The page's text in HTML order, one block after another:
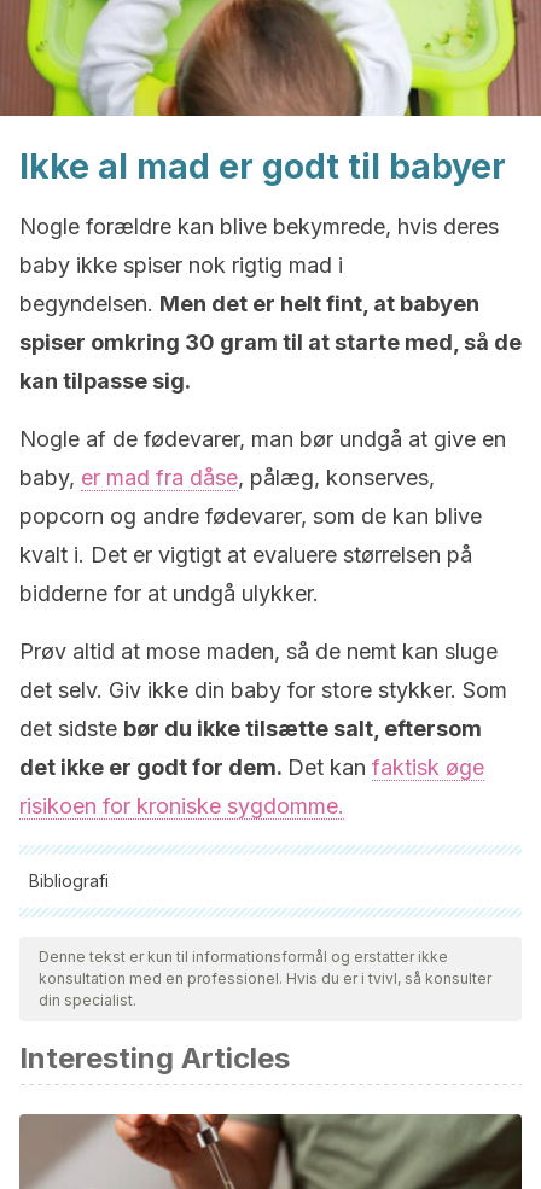
Ikke al mad er godt til babyer
Nogle forældre kan blive bekymrede, hvis deres
baby ikke spiser nok rigtig mad i
begyndelsen. Men det er helt fint, at babyen
spiser omkring 30 gram til at starte med, så de
kan tilpasse sig.
Nogle af de fødevarer, man bør undgå at give en
baby, er mad fra dåse, pålæg, konserves,
popcorn og andre fødevarer, som de kan blive
kvalt i. Det er vigtigt at evaluere størrelsen på
bidderne for at undgå ulykker.
Prøv altid at mose maden, så de nemt kan sluge
det selv. Giv ikke din baby for store stykker. Som
det sidste bør du ikke tilsætte salt, eftersom
det ikke er godt for dem. Det kan faktisk øge
risikoen for kroniske sygdomme.
Bibliografi
Alle citerede kilder blev grundigt gennemgået af vores team
for at sikre deres kvalitet, pålidelighed, aktualitet og validitet.
Bibliografien i denne artikel blev betragtet som pålidelig og af
De la Torre J. Pediatría accesible: guía para el cuidado del
niño. México: Siglo XXI, 1998.
Eisenberg A, Murkoff H, Hathaway S. El primer año del
bebé. Bogotá: Norma, 2010.
Denne tekst er kun til informationsformål og erstatter ikke
konsultation med en professionel. Hvis du er i tvivl, så konsulter
din specialist.
Interesting Articles